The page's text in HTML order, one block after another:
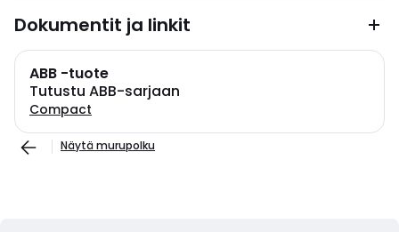
Dokumentit ja linkit
ABB -tuote
Tutustu ABB-sarjaan
Compact
Näytä murupolku